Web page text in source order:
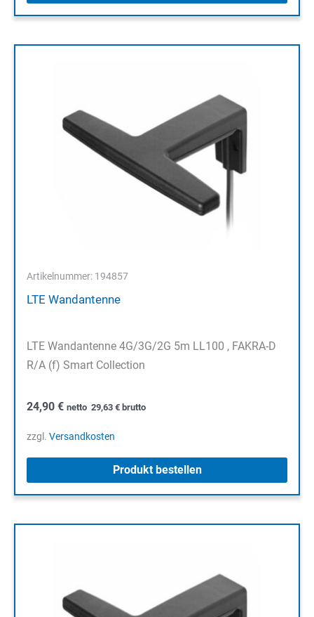
Artikelnummer: 194857
LTE Wandantenne
LTE Wandantenne 4G/3G/2G 5m LL100 , FAKRA-D
R/A (f) Smart Collection
24,90 € netto 29,63 € brutto
zzgl. Versandkosten
Produkt bestellen